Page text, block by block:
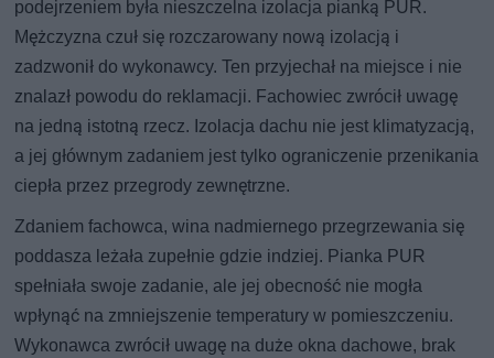
podejrzeniem była nieszczelna izolacja pianką PUR.
Mężczyzna czuł się rozczarowany nową izolacją i
zadzwonił do wykonawcy. Ten przyjechał na miejsce i nie
znalazł powodu do reklamacji. Fachowiec zwrócił uwagę
na jedną istotną rzecz. Izolacja dachu nie jest klimatyzacją,
a jej głównym zadaniem jest tylko ograniczenie przenikania
ciepła przez przegrody zewnętrzne.
Zdaniem fachowca, wina nadmiernego przegrzewania się
poddasza leżała zupełnie gdzie indziej. Pianka PUR
spełniała swoje zadanie, ale jej obecność nie mogła
wpłynąć na zmniejszenie temperatury w pomieszczeniu.
Wykonawca zwrócił uwagę na duże okna dachowe, brak